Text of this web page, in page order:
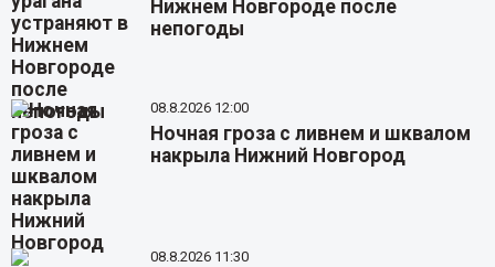
Нижнем Новгороде после
непогоды
08.8.2026 12:00
Ночная гроза с ливнем и шквалом
накрыла Нижний Новгород
08.8.2026 11:30